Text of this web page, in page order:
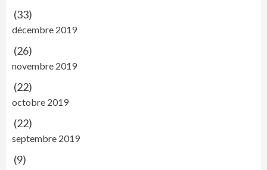
(33)
décembre 2019
(26)
novembre 2019
(22)
octobre 2019
(22)
septembre 2019
(9)